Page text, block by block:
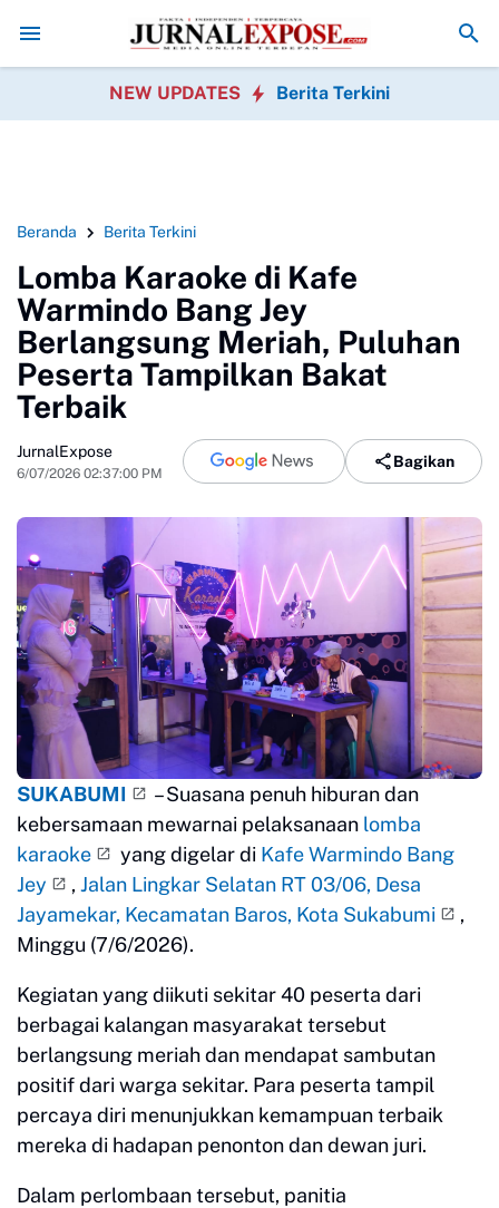
Transparan Usut Kematian WindaForwatu Banten Soroti
NEW UPDATES Berita Terkini
Beranda Berita Terkini
Lomba Karaoke di Kafe
Warmindo Bang Jey
Berlangsung Meriah, Puluhan
Peserta Tampilkan Bakat
Terbaik
JurnalExpose
6/07/2026 02:37:00 PM
Bagikan
SUKABUMI
– Suasana penuh hiburan dan
kebersamaan mewarnai pelaksanaan lomba
karaoke
yang digelar di Kafe Warmindo Bang
Jey
, Jalan Lingkar Selatan RT 03/06, Desa
Jayamekar, Kecamatan Baros, Kota Sukabumi
,
Minggu (7/6/2026).
Kegiatan yang diikuti sekitar 40 peserta dari
berbagai kalangan masyarakat tersebut
berlangsung meriah dan mendapat sambutan
positif dari warga sekitar. Para peserta tampil
percaya diri menunjukkan kemampuan terbaik
mereka di hadapan penonton dan dewan juri.
Dalam perlombaan tersebut, panitia